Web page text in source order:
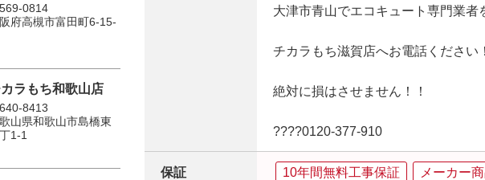
大津市青山でエコキュート専門業者
チカラもち滋賀店へお電話ください！
絶対に損はさせません！！
????0120‐377‐910
保証 10年間無料工事保証 メーカー
0814
府高槻市富田町6-15-
ラもち和歌山店
8413
山県和歌山市島橋東
1-1